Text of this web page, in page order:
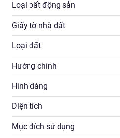
Loại bất động sản
Giấy tờ nhà đất
Loại đất
Hướng chính
Hình dáng
Diện tích
Mục đích sử dụng